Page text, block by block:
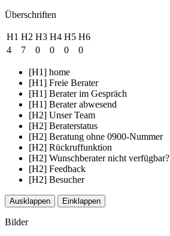
Überschriften
H1 H2 H3 H4 H5 H6
4
7 0 0 0 0
[H1] home
[H1] Freie Berater
[H1] Berater im Gespräch
[H1] Berater abwesend
[H2] Unser Team
[H2] Beraterstatus
[H2] Beratung ohne 0900-Nummer
[H2] Rückruffunktion
[H2] Wunschberater nicht verfügbar?
[H2] Feedback
[H2] Besucher
Ausklappen Einklappen
Bilder